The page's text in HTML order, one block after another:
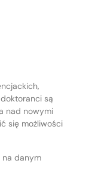
są
nad nowymi
się możliwości
na danym